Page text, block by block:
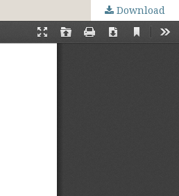
Download